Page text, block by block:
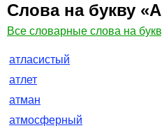
Слова на букву
Все словарные слова на
атласистый
атлет
атман
атмосферный